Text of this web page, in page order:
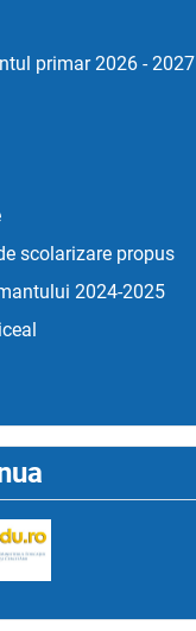
primar 2026 - 2027
scolarizare propus
2024-2025